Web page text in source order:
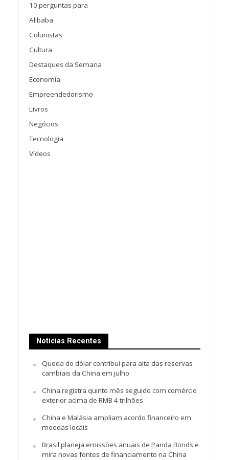
10 perguntas para
Alibaba
Colunistas
Cultura
Destaques da Semana
Economia
Empreendedorismo
Livros
Negócios
Tecnologia
Vídeos
Notícias Recentes
Queda do dólar contribui para alta das reservas
cambiais da China em julho
China registra quinto mês seguido com comércio
exterior acima de RMB 4 trilhões
China e Malásia ampliam acordo financeiro em
moedas locais
Brasil planeja emissões anuais de Panda Bonds e
mira novas fontes de financiamento na China